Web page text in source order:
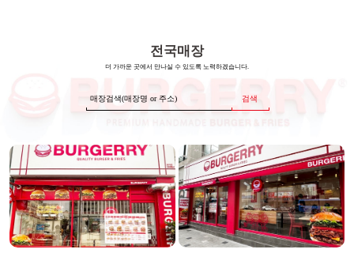
전국매장
더 가까운 곳에서 만나실 수 있도록 노력하겠습니다.
검색